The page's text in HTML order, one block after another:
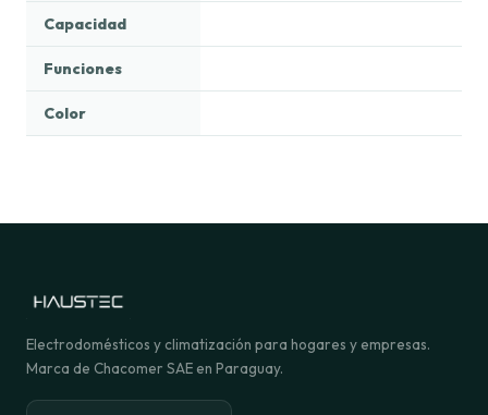
Capacidad
Funciones
Color
Electrodomésticos y climatización para hogares y empresas.
Marca de Chacomer SAE en Paraguay.